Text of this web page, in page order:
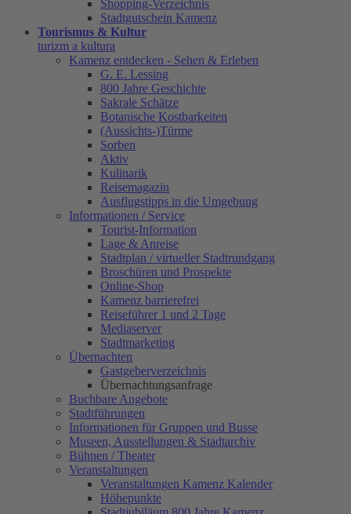
Shopping-Verzeichnis
Stadtgutschein Kamenz
Tourismus & Kultur
turizm a kultura
Kamenz entdecken - Sehen & Erleben
G. E. Lessing
800 Jahre Geschichte
Sakrale Schätze
Botanische Kostbarkeiten
(Aussichts-)Türme
Sorben
Aktiv
Kulinarik
Reisemagazin
Ausflugstipps in die Umgebung
Informationen / Service
Tourist-Information
Lage & Anreise
Stadtplan / virtueller Stadtrundgang
Broschüren und Prospekte
Online-Shop
Kamenz barrierefrei
Reiseführer 1 und 2 Tage
Mediaserver
Stadtmarketing
Übernachten
Gastgeberverzeichnis
Übernachtungsanfrage
Buchbare Angebote
Stadtführungen
Informationen für Gruppen und Busse
Museen, Ausstellungen & Stadtarchiv
Bühnen / Theater
Veranstaltungen
Veranstaltungen Kamenz Kalender
Höhepunkte